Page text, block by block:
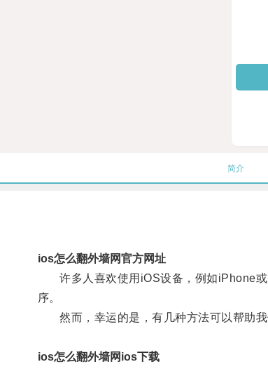
简介
ios怎么翻外墙网官方网址
许多人喜欢使用iOS设备，例如iPhone或
序。
然而，幸运的是，有几种方法可以帮助我
ios怎么翻外墙网ios下载